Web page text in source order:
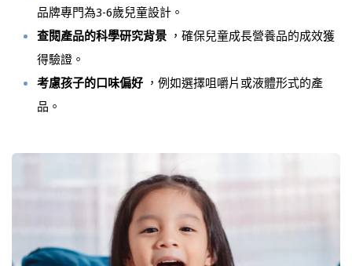
品牌專門為3-6歲兒童設計。
查閱產品的科學研究背景 ，確保兒童成長營養品的成效獲
得驗證。
考慮孩子的口味偏好 ，例如選擇咀嚼片或液體形式的產
品。